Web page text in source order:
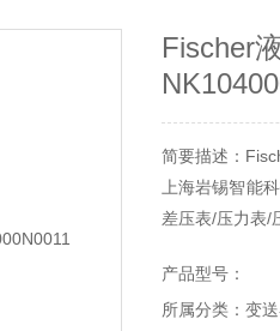
Fischer
简要描述：
上海岩锡智能
差压表/压力表/
置、工业阀门
产品型号：
所属分类：变